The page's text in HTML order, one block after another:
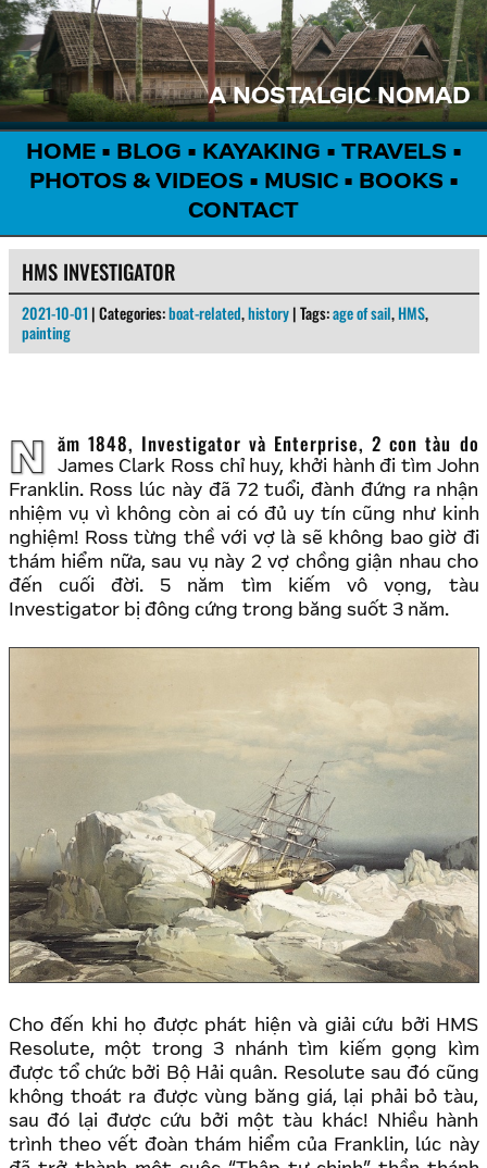
A NOSTALGIC NOMAD
HOME• BLOG • KAYAKING • TRAVELS •
PHOTOS & VIDEOS • MUSIC• BOOKS •
CONTACT
HMS INVESTIGATOR
2021-10-01 | Categories:boat-related,history | Tags:age of sail,HMS,
painting
Năm 1848, Investigator và Enterprise, 2 con tàu do
James Clark Ross chỉ huy, khởi hành đi tìm John
Franklin. Ross lúc này đã 72 tuổi, đành đứng ra nhận
nhiệm vụ vì không còn ai có đủ uy tín cũng như kinh
nghiệm! Ross từng thề với vợ là sẽ không bao giờ đi
thám hiểm nữa, sau vụ này 2 vợ chồng giận nhau cho
đến cuối đời. 5 năm tìm kiếm vô vọng, tàu
Investigator bị đông cứng trong băng suốt 3 năm.
Cho đến khi họ được phát hiện và giải cứu bởi HMS
Resolute, một trong 3 nhánh tìm kiếm gọng kìm
được tổ chức bởi Bộ Hải quân. Resolute sau đó cũng
không thoát ra được vùng băng giá, lại phải bỏ tàu,
sau đó lại được cứu bởi một tàu khác! Nhiều hành
trình theo vết đoàn thám hiểm của Franklin, lúc này